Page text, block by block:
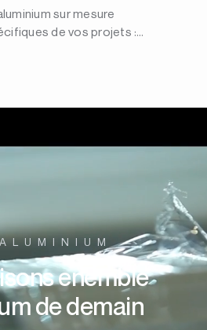
sur mesure
de vos projets :
enemble
de demain